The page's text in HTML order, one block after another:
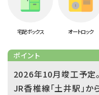
宅配ボックス オートロック
ポイント
2026年10月竣工予定。
JR香椎線「土井駅」か